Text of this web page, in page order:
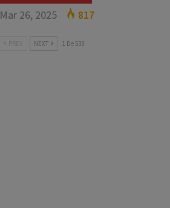
Mar 26, 2025 817
NEXT 1 De 533